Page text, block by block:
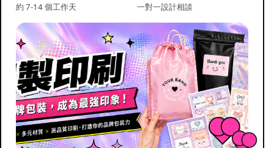
約 7-14 個工作天 一對一設計相談